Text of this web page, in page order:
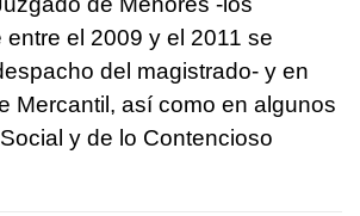
el 2009 y el 2011 se
del magistrado- y en
Mercantil, así como en algunos
y de lo Contencioso